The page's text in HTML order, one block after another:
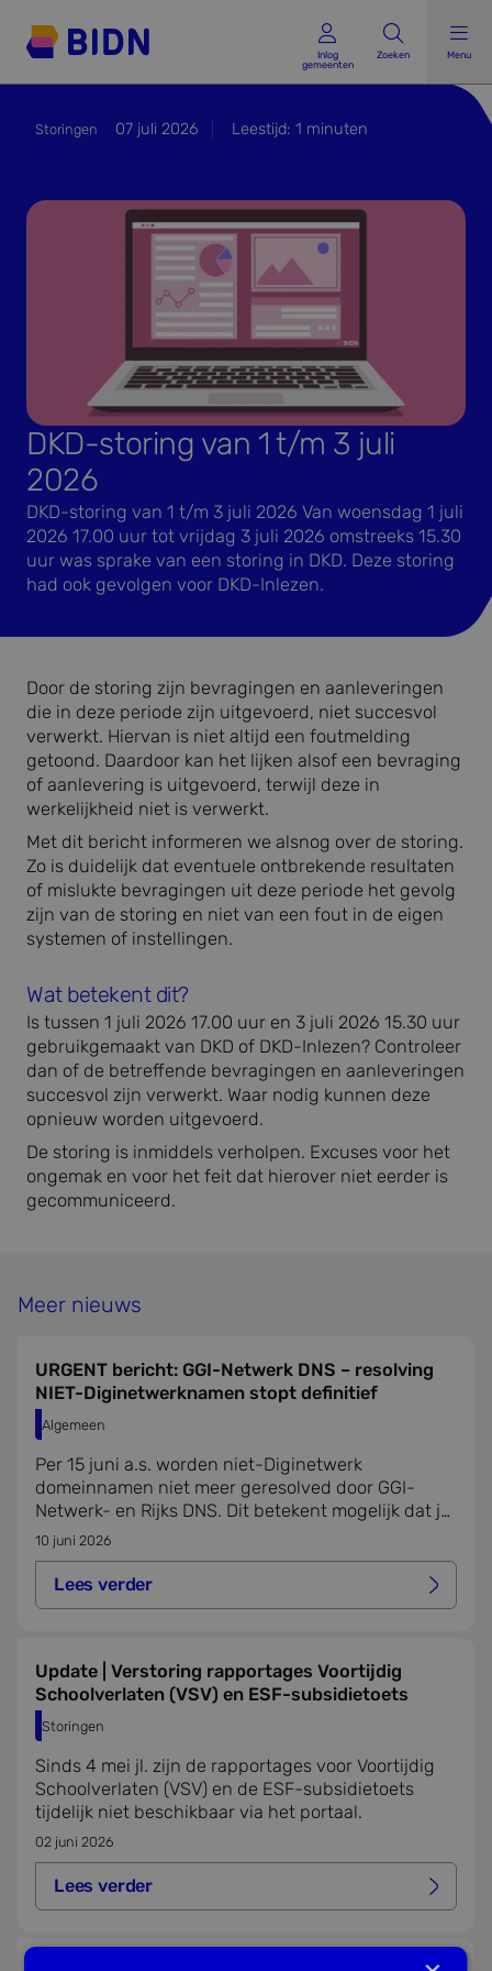
Inlog gemeenten
Inlog
gemeenten
Zoeken Menu
DKD-storing van 1 t/m 3 juli
2026
DKD-storing van 1 t/m 3 juli 2026 Van woensdag 1 juli
2026 17.00 uur tot vrijdag 3 juli 2026 omstreeks 15.30
uur was sprake van een storing in DKD. Deze storing
had ook gevolgen voor DKD-Inlezen.
Storingen 07 juli 2026 Leestijd: 1 minuten
Door de storing zijn bevragingen en aanleveringen
die in deze periode zijn uitgevoerd, niet succesvol
verwerkt. Hiervan is niet altijd een foutmelding
getoond. Daardoor kan het lijken alsof een bevraging
of aanlevering is uitgevoerd, terwijl deze in
werkelijkheid niet is verwerkt.
Met dit bericht informeren we alsnog over de storing.
Zo is duidelijk dat eventuele ontbrekende resultaten
of mislukte bevragingen uit deze periode het gevolg
zijn van de storing en niet van een fout in de eigen
systemen of instellingen.
Wat betekent dit?
Is tussen 1 juli 2026 17.00 uur en 3 juli 2026 15.30 uur
gebruikgemaakt van DKD of DKD-Inlezen? Controleer
dan of de betreffende bevragingen en aanleveringen
succesvol zijn verwerkt. Waar nodig kunnen deze
opnieuw worden uitgevoerd.
De storing is inmiddels verholpen. Excuses voor het
ongemak en voor het feit dat hierover niet eerder is
gecommuniceerd.
Meer nieuws
URGENT bericht: GGI-Netwerk DNS – resolving
NIET-Diginetwerknamen stopt definitief
Algemeen
Per 15 juni a.s. worden niet-Diginetwerk
domeinnamen niet meer geresolved door GGI-
Netwerk- en Rijks DNS. Dit betekent mogelijk dat je
onze en andere diensten niet meer kan bereiken.
10 juni 2026
Lees verder
Update | Verstoring rapportages Voortijdig
Schoolverlaten (VSV) en ESF-subsidietoets
Storingen
Sinds 4 mei jl. zijn de rapportages voor Voortijdig
Schoolverlaten (VSV) en de ESF-subsidietoets
tijdelijk niet beschikbaar via het portaal.
02 juni 2026
Lees verder